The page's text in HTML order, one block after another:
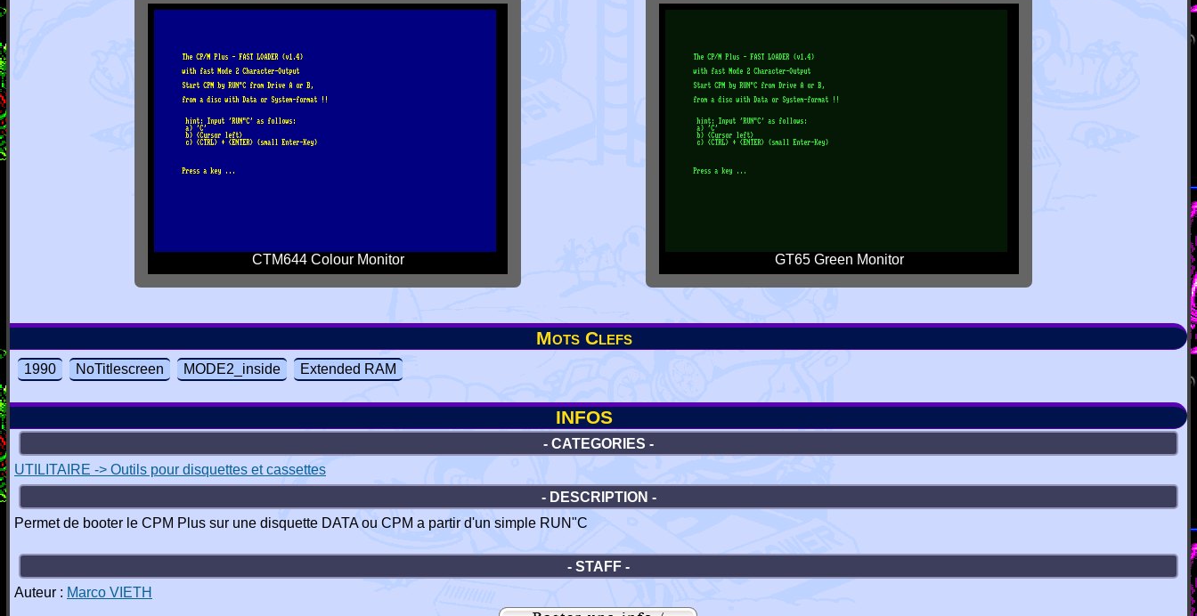
CTM644 Colour Monitor GT65 Green Monitor
Mots Clefs
1990 NoTitlescreen MODE2_inside Extended RAM
INFOS
- CATEGORIES -
UTILITAIRE -> Outils pour disquettes et cassettes
- DESCRIPTION -
Permet de booter le CPM Plus sur une disquette DATA ou CPM a partir d'un simple RUN"C
- STAFF -
Auteur : Marco VIETH